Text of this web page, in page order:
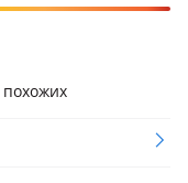
похожих